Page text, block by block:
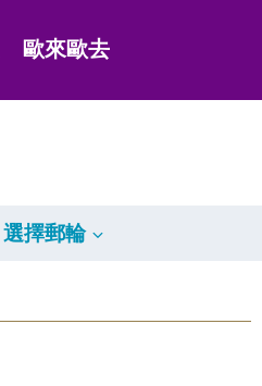
歐來歐去
選擇郵輪